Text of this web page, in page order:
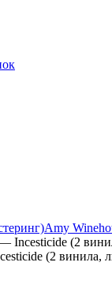
Amy
Incesticide (2
(2 винила,